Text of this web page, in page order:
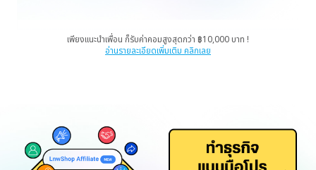
เพียงแนะนำเพื่อน ก็รับค่าคอมสูงสุดกว่า ฿10,000 บาท !
อ่านรายละเอียดเพิ่มเติม คลิกเลย